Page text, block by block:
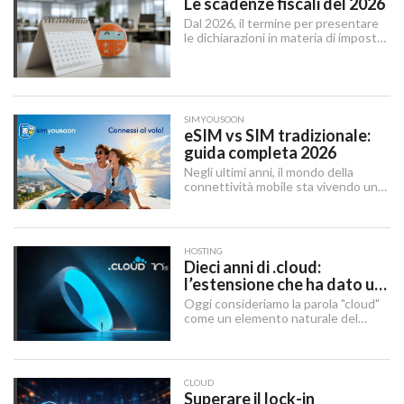
Dal 2026, il termine per presentare
le dichiarazioni in materia di imposte
le stesse si riferiscono.
SIMYOUSOON
eSIM vs SIM tradizionale:
guida completa 2026
Negli ultimi anni, il mondo della
connettività mobile sta vivendo una
di embedded SIM — sta sostituendo
offrendo maggiore flessibilità e un
approccio più moderno alla gestione
delle linee mobili.
HOSTING
Dieci anni di .cloud:
l’estensione che ha dato un
nome al futuro digitale
Oggi consideriamo la parola "cloud"
come un elemento naturale del
smesso di essere solo un concetto
brand globale.
CLOUD
Superare il lock-in